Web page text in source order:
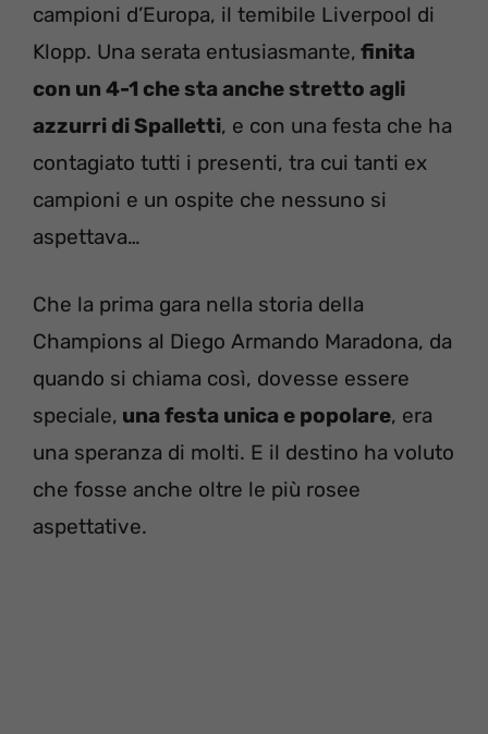
campioni d’Europa, il temibile Liverpool di
Klopp. Una serata entusiasmante, finita
con un 4-1 che sta anche stretto agli
azzurri di Spalletti, e con una festa che ha
contagiato tutti i presenti, tra cui tanti ex
campioni e un ospite che nessuno si
aspettava…
Che la prima gara nella storia della
Champions al Diego Armando Maradona, da
quando si chiama così, dovesse essere
speciale, una festa unica e popolare, era
una speranza di molti. E il destino ha voluto
che fosse anche oltre le più rosee
aspettative.